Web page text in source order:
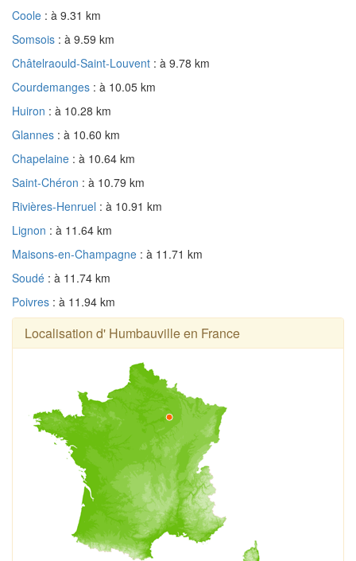
Coole : à 9.31 km
Somsois : à 9.59 km
Châtelraould-Saint-Louvent : à 9.78 km
Courdemanges : à 10.05 km
Huiron : à 10.28 km
Glannes : à 10.60 km
Chapelaine : à 10.64 km
Saint-Chéron : à 10.79 km
Rivières-Henruel : à 10.91 km
Lignon : à 11.64 km
Maisons-en-Champagne : à 11.71 km
Soudé : à 11.74 km
Poivres : à 11.94 km
Localisation d' Humbauville en France